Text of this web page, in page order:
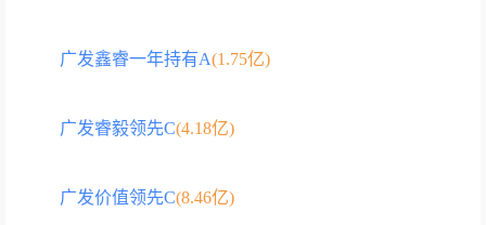
广发鑫睿一年持有A(1.75亿)
广发睿毅领先C(4.18亿)
广发价值领先C(8.46亿)